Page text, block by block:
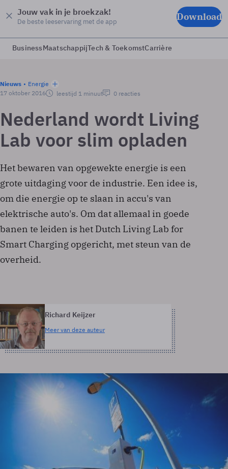
Jouw vak in je broekzak!
De beste leeservaring met de app Download
BusinessMaatschappijTech & ToekomstCarrière
Nieuws
Energie
17 oktober 2016
leestijd 1 minuut 0 reacties
Nederland wordt Living
Lab voor slim opladen
Het bewaren van opgewekte energie is een
grote uitdaging voor de industrie. Een idee is,
om die energie op te slaan in accu's van
elektrische auto's. Om dat allemaal in goede
banen te leiden is het Dutch Living Lab for
Smart Charging opgericht, met steun van de
overheid.
Richard Keijzer
Meer van deze auteur